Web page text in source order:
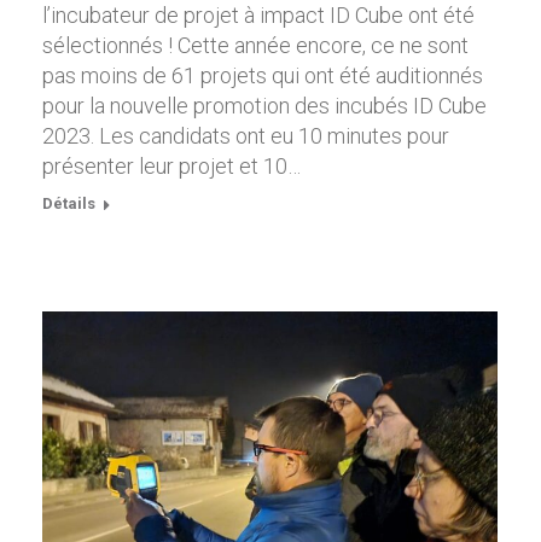
l’incubateur de projet à impact ID Cube ont été
sélectionnés ! Cette année encore, ce ne sont
pas moins de 61 projets qui ont été auditionnés
pour la nouvelle promotion des incubés ID Cube
2023. Les candidats ont eu 10 minutes pour
présenter leur projet et 10…
Détails